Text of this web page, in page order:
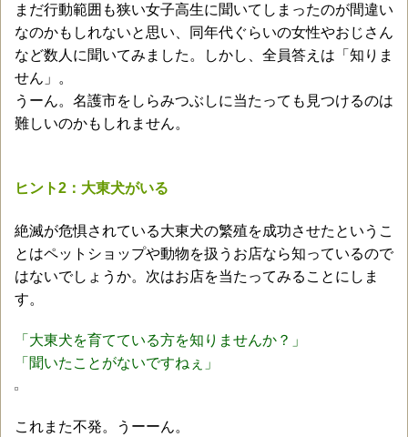
まだ行動範囲も狭い女子高生に聞いてしまったのが間違い
なのかもしれないと思い、同年代ぐらいの女性やおじさん
など数人に聞いてみました。しかし、全員答えは「知りま
せん」。
うーん。名護市をしらみつぶしに当たっても見つけるのは
難しいのかもしれません。
ヒント2：大東犬がいる
絶滅が危惧されている大東犬の繁殖を成功させたというこ
とはペットショップや動物を扱うお店なら知っているので
はないでしょうか。次はお店を当たってみることにしま
す。
「大東犬を育てている方を知りませんか？」
「聞いたことがないですねぇ」
これまた不発。うーーん。